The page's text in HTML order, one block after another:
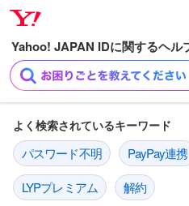
ナ
ビ
ゲ
ー
シ
ン
へ
ス
キ
メ
イ
ン
コ
ン
ン
ツ
へ
ス
よく検索されているキーワード
パスワード不明 PayPay連携
LYPプレミアム
解約